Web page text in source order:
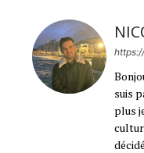
suis
plus